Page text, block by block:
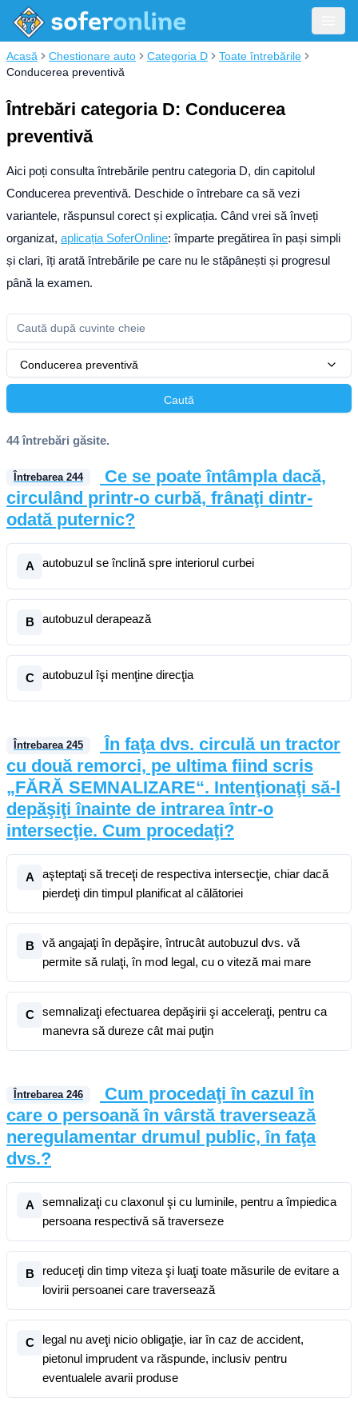
Acasă Chestionare auto Categoria D
Toate întrebările
Conducerea preventivă
Întrebări categoria D: Conducerea
preventivă
Aici poți consulta întrebările pentru categoria D, din capitolul
Conducerea preventivă. Deschide o întrebare ca să vezi
variantele, răspunsul corect și explicația. Când vrei să înveți
organizat, aplicația SoferOnline: împarte pregătirea în pași simpli
și clari, îți arată întrebările pe care nu le stăpânești și progresul
până la examen.
Conducerea preventivă
Caută
44 întrebări găsite.
Întrebarea 244
Ce se poate întâmpla dacă,
circulând printr-o curbă, frânaţi dintr-
odată puternic?
A autobuzul se înclină spre interiorul curbei
B autobuzul derapează
C autobuzul îşi menţine direcţia
Întrebarea 245
În faţa dvs. circulă un tractor
cu două remorci, pe ultima fiind scris
„FĂRĂ SEMNALIZARE“. Intenţionaţi să-l
depăşiţi înainte de intrarea într-o
intersecţie. Cum procedaţi?
A
aşteptaţi să treceţi de respectiva intersecţie, chiar dacă
pierdeţi din timpul planificat al călătoriei
B
vă angajaţi în depăşire, întrucât autobuzul dvs. vă
permite să rulaţi, în mod legal, cu o viteză mai mare
C
semnalizaţi efectuarea depăşirii şi acceleraţi, pentru ca
manevra să dureze cât mai puţin
Întrebarea 246
Cum procedaţi în cazul în
care o persoană în vârstă traversează
neregulamentar drumul public, în faţa
dvs.?
A
semnalizaţi cu claxonul şi cu luminile, pentru a împiedica
persoana respectivă să traverseze
B
reduceţi din timp viteza şi luaţi toate măsurile de evitare a
lovirii persoanei care traversează
C
legal nu aveţi nicio obligaţie, iar în caz de accident,
pietonul imprudent va răspunde, inclusiv pentru
eventualele avarii produse